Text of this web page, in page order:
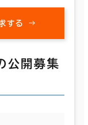
する
公開募集